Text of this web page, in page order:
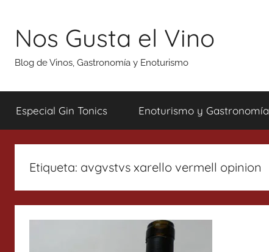
contenido
Nos Gusta el Vino
Blog de Vinos, Gastronomía y Enoturismo
Especial Gin Tonics Enoturismo y Gastronomía
Etiqueta: avgvstvs xarello vermell opinion